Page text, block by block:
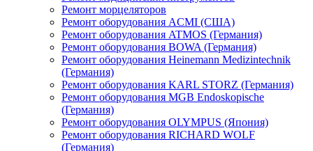
Ремонт морцеляторов
Ремонт оборудования ACMI (США)
Ремонт оборудования ATMOS (Германия)
Ремонт оборудования BOWA (Германия)
Ремонт оборудования Heinemann Medizintechnik
(Германия)
Ремонт оборудования KARL STORZ (Германия)
Ремонт оборудования MGB Endoskopische
(Германия)
Ремонт оборудования OLYMPUS (Япония)
Ремонт оборудования RICHARD WOLF
(Германия)